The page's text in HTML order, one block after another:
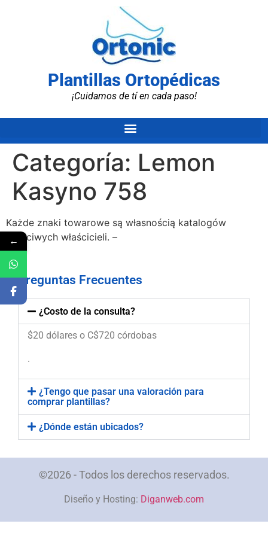
Plantillas Ortopédicas
¡Cuidamos de tí en cada paso!
Categoría: Lemon
Kasyno 758
Każde znaki towarowe są własnością katalogów
właściwych właścicieli. –
Preguntas Frecuentes
¿Costo de la consulta?
$20 dólares o C$720 córdobas
.
¿Tengo que pasar una valoración para
comprar plantillas?
¿Dónde están ubicados?
©2026 - Todos los derechos reservados.
Diseño y Hosting: Diganweb.com
←